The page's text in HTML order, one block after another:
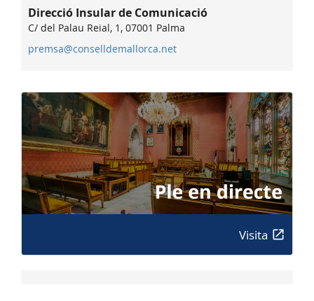
Direcció Insular de Comunicació
C/ del Palau Reial, 1, 07001 Palma
premsa@conselldemallorca.net
Visita